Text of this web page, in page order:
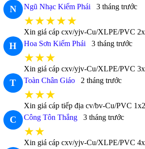
N Ngũ Nhạc Kiếm Phái 3 tháng trước
★★★★★
Xin giá cáp cxv/yjv-Cu/XLPE/PVC
H Hoa Sơn Kiếm Phái 3 tháng trước
★★★
Xin giá cáp cxv/yjv-Cu/XLPE/PVC
T Toàn Chân Giáo 2 tháng trước
★★★
Xin giá cáp tiếp địa cv/bv-Cu/PVC
C Công Tôn Thắng 3 tháng trước
★★
Xin giá cáp cxv/yjv-Cu/XLPE/PVC